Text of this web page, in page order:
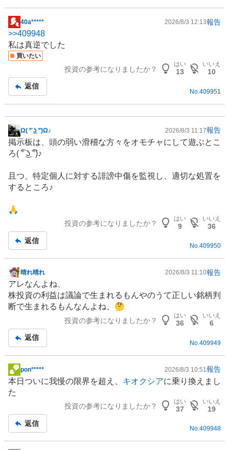
掲
示
板
記
40a***** 2026/8/3 12:13報告
>>409948
私は真逆でした
買いたい
投資の参考になりましたか？
はい
13
いいえ
10
返信
No. 409951
掲
示
板
事
Ω( ͡° ͜ʖ ͡°)Ω♪ 2026/8/3 11:17報告
掲示板は、頭の弱い滑稽な方々をオモチャにして遊ぶとこ
ろ( ͡° ͜ʖ ͡°)♪
且つ、特定個人に対する誹謗中傷を監視し、適切な処置を
するところ♪
🙏
投資の参考になりましたか？
はい
9
いいえ
36
返信
No.409950
掲
示
板
記
晴れ晴れ 2026/8/3 11:10報告
アレなんよね、
株投資の利益は議論で生まれるもんやのうて正しい銘柄判
断で生まれるもんなんよね、🤔
投資の参考になりましたか？
はい
36
いいえ
6
返信
No. 409949
掲
示
板
pon***** 2026/8/3 10:51 報告
本日ついに我慢の限界を超え、 キオクシアに乗り換えまし
た
投資の参考になりましたか？
はい
37
いいえ
19
返信
No.409948